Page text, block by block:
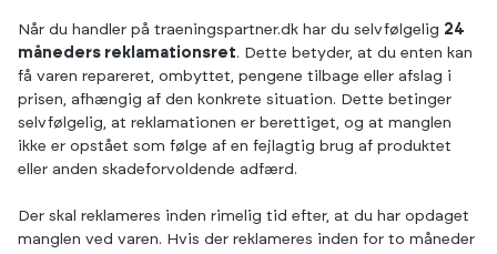
Når du handler på traeningspartner.dk har du selvfølgelig 24
måneders reklamationsret. Dette betyder, at du enten kan
få varen repareret, ombyttet, pengene tilbage eller afslag i
prisen, afhængig af den konkrete situation. Dette betinger
selvfølgelig, at reklamationen er berettiget, og at manglen
ikke er opstået som følge af en fejlagtig brug af produktet
eller anden skadeforvoldende adfærd.
Der skal reklameres inden rimelig tid efter, at du har opdaget
manglen ved varen. Hvis der reklameres inden for to måneder